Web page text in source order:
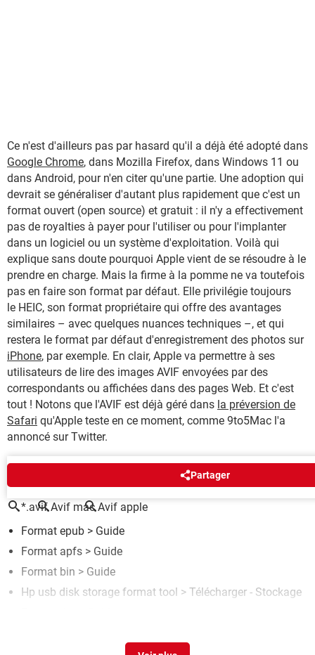
Ce n'est d'ailleurs pas par hasard qu'il a déjà été adopté dans
Google Chrome, dans Mozilla Firefox, dans Windows 11 ou
dans Android, pour n'en citer qu'une partie. Une adoption qui
devrait se généraliser d'autant plus rapidement que c'est un
format ouvert (open source) et gratuit : il n'y a effectivement
pas de royalties à payer pour l'utiliser ou pour l'implanter
dans un logiciel ou un système d'exploitation. Voilà qui
explique sans doute pourquoi Apple vient de se résoudre à le
prendre en charge. Mais la firme à la pomme ne va toutefois
pas en faire son format par défaut. Elle privilégie toujours
le HEIC, son format propriétaire qui offre des avantages
similaires – avec quelques nuances techniques –, et qui
restera le format par défaut d'enregistrement des photos sur
iPhone, par exemple. En clair, Apple va permettre à ses
utilisateurs de lire des images AVIF envoyées par des
correspondants ou affichées dans des pages Web. Et c'est
tout ! Notons que l'AVIF est déjà géré dans la préversion de
Safari qu'Apple teste en ce moment, comme 9to5Mac l'a
annoncé sur Twitter.
Partager
*.avif Avif mac Avif apple
Format epub > Guide
Format apfs > Guide
Format bin > Guide
Hp usb disk storage format tool > Télécharger - Stockage